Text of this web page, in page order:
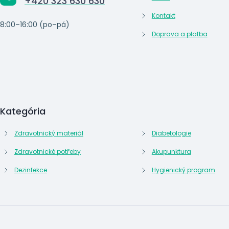
8:00–16:00 (po–pá)
Kontakt
Doprava a platba
Kategória
Zdravotnický materiál
Zdravotnické potřeby
Dezinfekce
Diabetologie
Akupunktura
Hygienický program